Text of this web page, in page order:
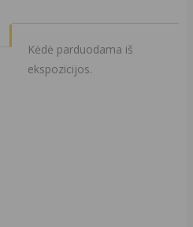
Kėdė parduodama iš
ekspozicijos.